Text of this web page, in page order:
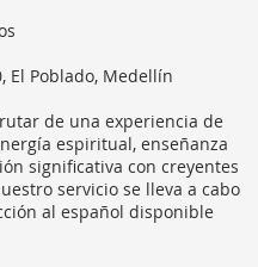
El Poblado, Medellín
de una experiencia de
espiritual, enseñanza
significativa con creyentes
servicio se lleva a cabo
al español disponible